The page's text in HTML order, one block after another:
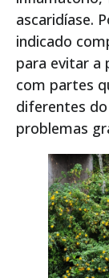
ascaridíase.
indicado
para evitar a
com partes
diferentes
problemas